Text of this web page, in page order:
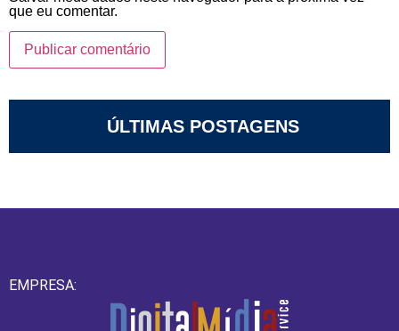
que eu comentar.
ÚLTIMAS POSTAGENS
EMPRESA: